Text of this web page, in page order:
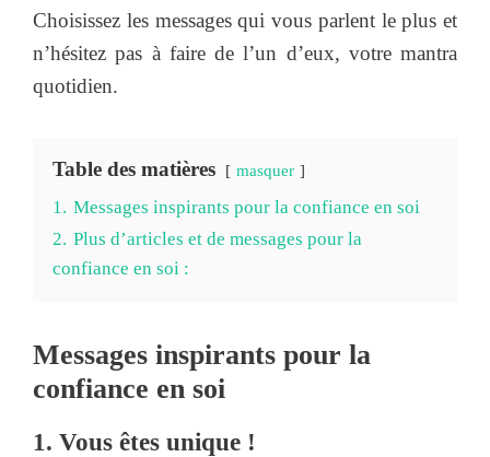
Choisissez les messages qui vous parlent le plus et
n’hésitez pas à faire de l’un d’eux, votre mantra
quotidien.
Table des matières masquer
1. Messages inspirants pour la confiance en soi
2. Plus d’articles et de messages pour la
confiance en soi :
Messages inspirants pour la
confiance en soi
1. Vous êtes unique !